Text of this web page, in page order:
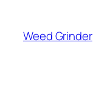
springen
Weed Grinder